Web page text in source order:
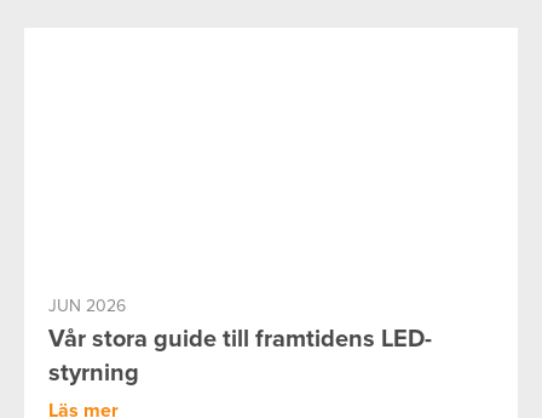
JUN 2026
Vår stora guide till framtidens LED-
styrning
Läs mer